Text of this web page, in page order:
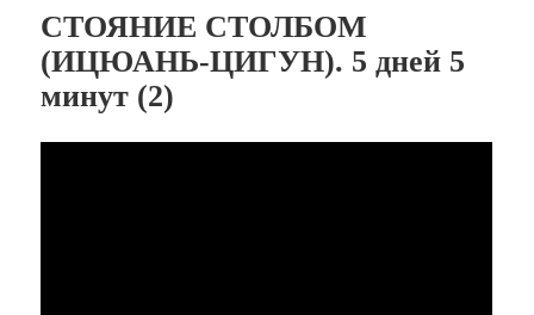
СТОЯНИЕ СТОЛБОМ
(ИЦЮАНЬ-ЦИГУН). 5 дней 5
минут (2)